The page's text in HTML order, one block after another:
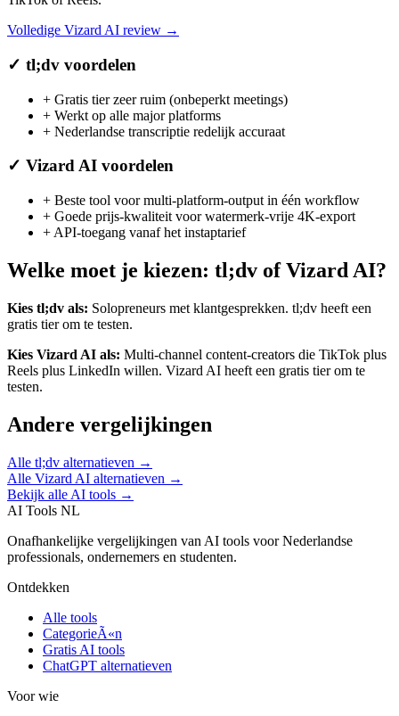
Volledige Vizard AI review →
✓ tl;dv voordelen
+ Gratis tier zeer ruim (onbeperkt meetings)
+ Werkt op alle major platforms
+ Nederlandse transcriptie redelijk accuraat
✓ Vizard AI voordelen
+ Beste tool voor multi-platform-output in één workflow
+ Goede prijs-kwaliteit voor watermerk-vrije 4K-export
+ API-toegang vanaf het instaptarief
Welke moet je kiezen: tl;dv ofVizard AI?
Kies tl;dv als: Solopreneurs met klantgesprekken. tl;dv heeft een
gratis tier om te testen.
Kies Vizard AI als: Multi-channel content-creators die TikTok plus
Reels plus LinkedIn willen. Vizard AI heeft een gratis tier om te
testen.
Andere vergelijkingen
Alle tl;dv alternatieven →
Alle Vizard AI alternatieven →
Bekijk alle AI tools →
AI Tools NL
Onafhankelijke vergelijkingen van AI tools voor Nederlandse
professionals, ondernemers en studenten.
Ontdekken
Alle tools
CategorieÃ«n
Gratis AI tools
ChatGPT alternatieven
Voor wie